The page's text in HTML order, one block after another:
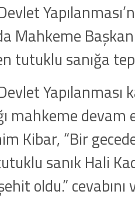
Mahkeme
tutuklu sanığa
Yapılanması
mahkeme
Kibar, “Bir
sanık Hali
oldu.” cevabını